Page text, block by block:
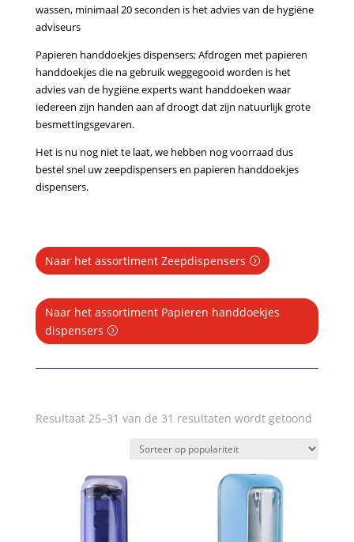
wassen, minimaal 20 seconden is het advies van de hygiëne
adviseurs
Papieren handdoekjes dispensers; Afdrogen met papieren
handdoekjes die na gebruik weggegooid worden is het
advies van de hygiëne experts want handdoeken waar
iedereen zijn handen aan af droogt dat zijn natuurlijk grote
besmettingsgevaren.
Het is nu nog niet te laat, we hebben nog voorraad dus
bestel snel uw zeepdispensers en papieren handdoekjes
dispensers.
Naar het assortiment Zeepdispensers
Naar het assortiment Papieren handdoekjes
dispensers
Resultaat 25–31 van de 31 resultaten wordt getoond